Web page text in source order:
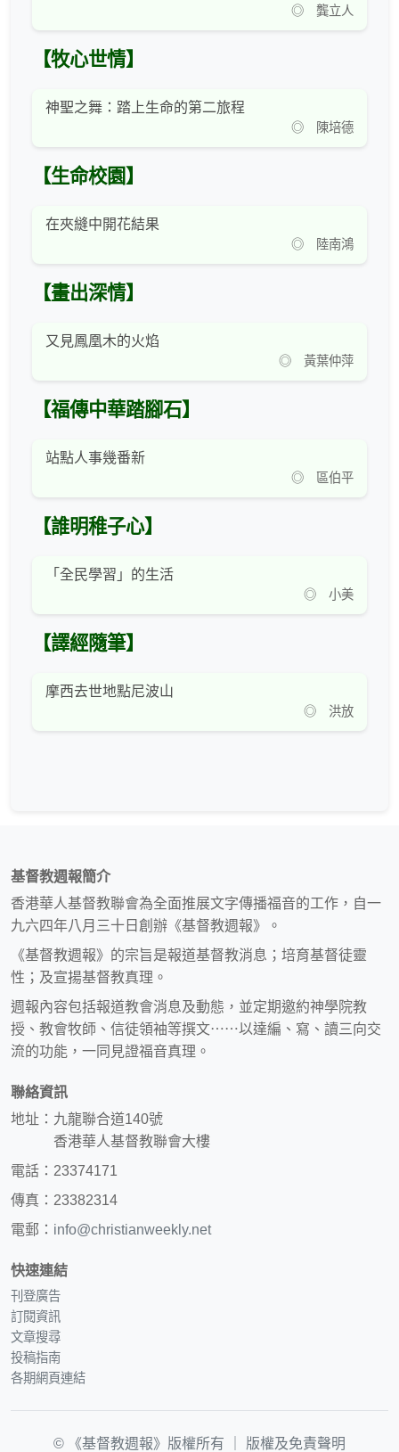
◎ 龔立人
【牧心世情】
神聖之舞：踏上生命的第二旅程
◎ 陳培德
【生命校園】
在夾縫中開花結果
◎ 陸南鴻
【畫出深情】
又見鳳凰木的火焰
◎ 黃葉仲萍
【福傳中華踏腳石】
站點人事幾番新
◎ 區伯平
【誰明稚子心】
「全民學習」的生活
◎ 小美
【譯經隨筆】
摩西去世地點尼波山
◎ 洪放
基督教週報簡介
香港華人基督教聯會為全面推展文字傳播福音的工作，自一
九六四年八月三十日創辦《基督教週報》。
《基督教週報》的宗旨是報道基督教消息；培育基督徒靈
性；及宣揚基督教真理。
週報內容包括報道教會消息及動態，並定期邀約神學院教
授、教會牧師、信徒領袖等撰文⋯⋯以達編、寫、讀三向交
流的功能，一同見證福音真理。
聯絡資訊
地址：九龍聯合道140號
香港華人基督教聯會大樓
電話：23374171
傳真：23382314
電郵： info@christianweekly.net
快速連結
刊登廣告
訂閱資訊
文章搜尋
投稿指南
各期網頁連結
© 《基督教週報》版權所有 ｜ 版權及免責聲明